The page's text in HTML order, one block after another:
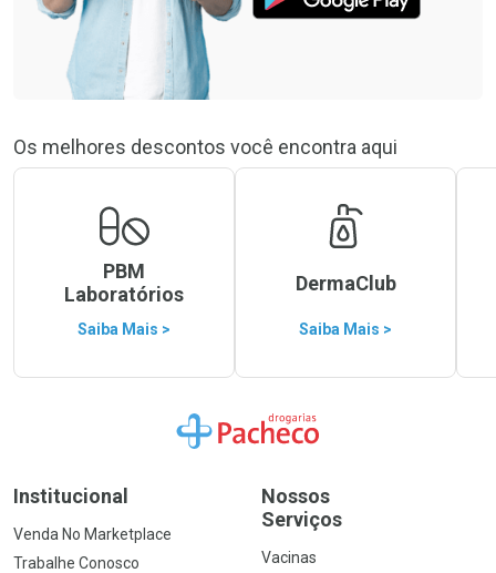
Os melhores descontos você encontra aqui
PBM
Laboratórios
Saiba Mais >
DermaClub
Saiba Mais >
Ir para a Home
Institucional
Venda No Marketplace
Trabalhe Conosco
Nossos
Serviços
Vacinas